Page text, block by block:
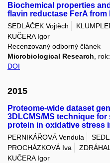
Biochemical properties
flavin reductase FerA
SEDLÁČEK Vojtěch
KUČERA Igor
Recenzovaný odborný článek
Microbiological Research ,
DOI
2015
Proteome-wide dataset
3DLCMS/MS technique
protein in oxidative stress
PERNIKÁŘOVÁ Vendula
PROCHÁZKOVÁ Iva
KUČERA Igor